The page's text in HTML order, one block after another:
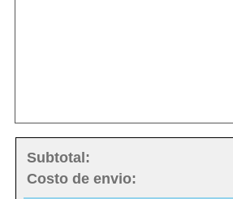
Subtotal:
Costo de envio: